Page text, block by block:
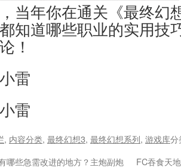
当年你在通关《最终幻
知道哪些职业的实用技
！
雷
雷
, 内容分类, 最终幻想3, 最终幻想系列, 游戏库分
哪些急需改进的地方？主炮副炮 FC吞食天